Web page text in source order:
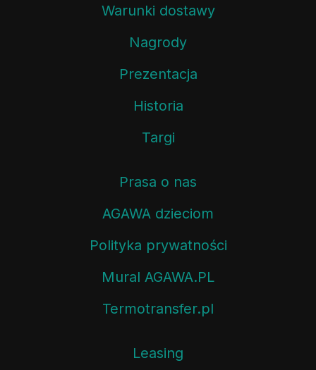
Warunki dostawy
Nagrody
Prezentacja
Historia
Targi
Prasa o nas
AGAWA dzieciom
Polityka prywatności
Mural AGAWA.PL
Termotransfer.pl
Leasing